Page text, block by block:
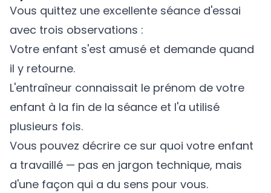
Vous quittez une excellente séance d'essai
avec trois observations :
Votre enfant s'est amusé et demande quand
il y retourne.
L'entraîneur connaissait le prénom de votre
enfant à la fin de la séance et l'a utilisé
plusieurs fois.
Vous pouvez décrire ce sur quoi votre enfant
a travaillé — pas en jargon technique, mais
d'une façon qui a du sens pour vous.